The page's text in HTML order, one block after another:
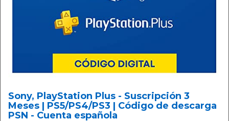
Sony, PlayStation Plus - Suscripción 3
Meses | PS5/PS4/PS3 | Código de descarga
PSN - Cuenta española